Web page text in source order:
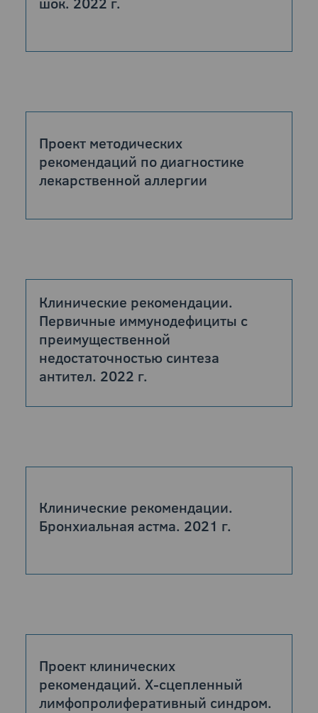
Проект методических
рекомендаций по диагностике
лекарственной аллергии
Клинические рекомендации.
Первичные иммунодефициты с
преимущественной
недостаточностью синтеза
антител. 2022 г.
Клинические рекомендации.
Бронхиальная астма. 2021 г.
Проект клинических
рекомендаций. Х-сцепленный
лимфопролиферативный синдром.